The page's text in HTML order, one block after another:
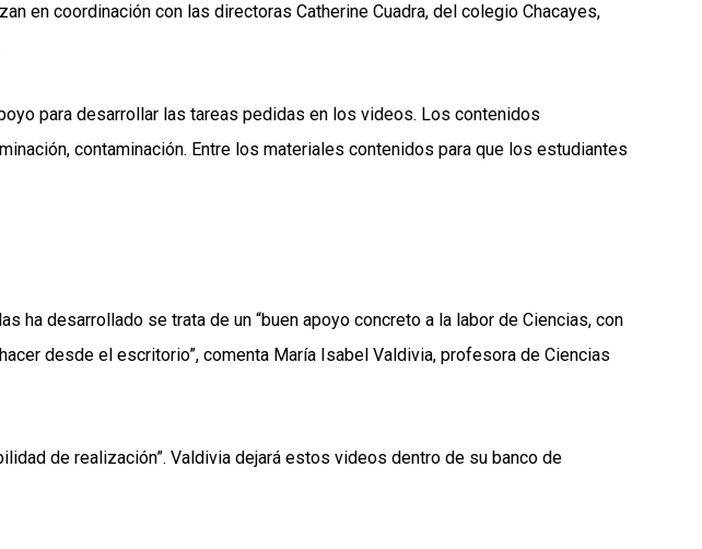
en coordinación con las directoras Catherine Cuadra, del colegio Chacayes,
para desarrollar las tareas pedidas en los videos. Los contenidos
contaminación. Entre los materiales contenidos para que los estudiantes
ha desarrollado se trata de un “buen apoyo concreto a la labor de Ciencias, con
desde el escritorio”, comenta María Isabel Valdivia, profesora de Ciencias
de realización”. Valdivia dejará estos videos dentro de su banco de